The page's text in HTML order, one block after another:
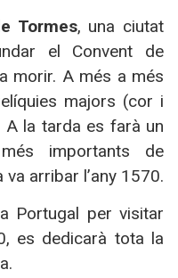
Tormes, una ciutat
el Convent de
morir. A més a més
majors (cor i
A la tarda es farà un
importants de
va arribar l’any 1570.
a Portugal per visitar
es dedicarà tota la